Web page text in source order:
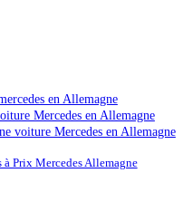
en Allemagne
Mercedes en Allemagne
voiture Mercedes en Allemagne
Prix Mercedes Allemagne